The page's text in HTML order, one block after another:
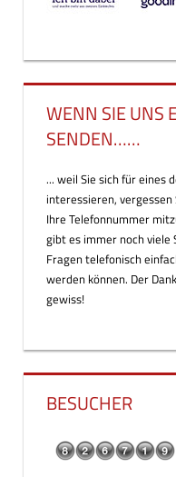
WENN SIE UNS
SENDEN……
... weil Sie sich für eines
interessieren,
Ihre Telefonnummer
gibt es immer noch
Fragen telefonisch
werden können. Der
gewiss!
BESUCHER